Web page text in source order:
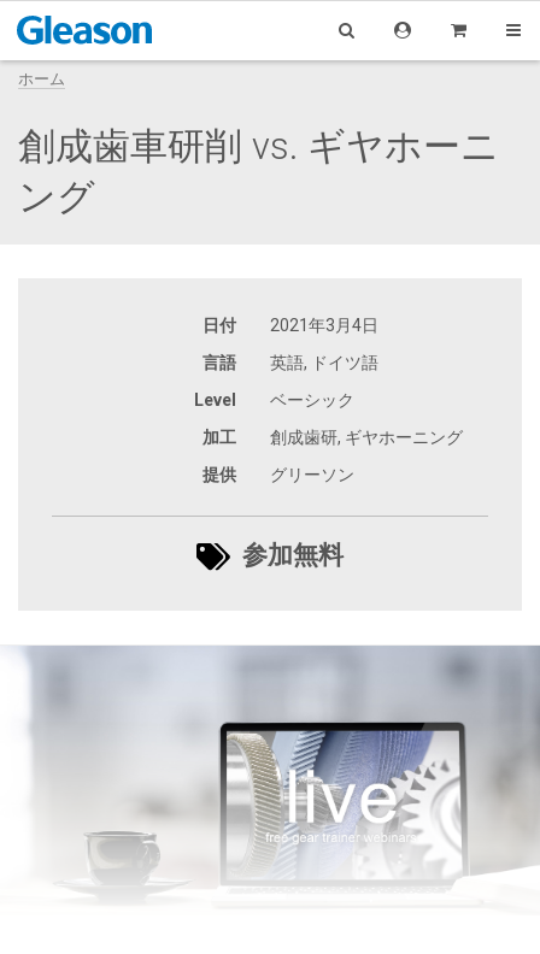
ホーム
創成歯車研削 vs. ギヤホーニ
ング
日付
2021年3月4日
言語
英語, ドイツ語
Level
ベーシック
加工
創成歯研, ギヤホーニング
提供
グリーソン
参加無料